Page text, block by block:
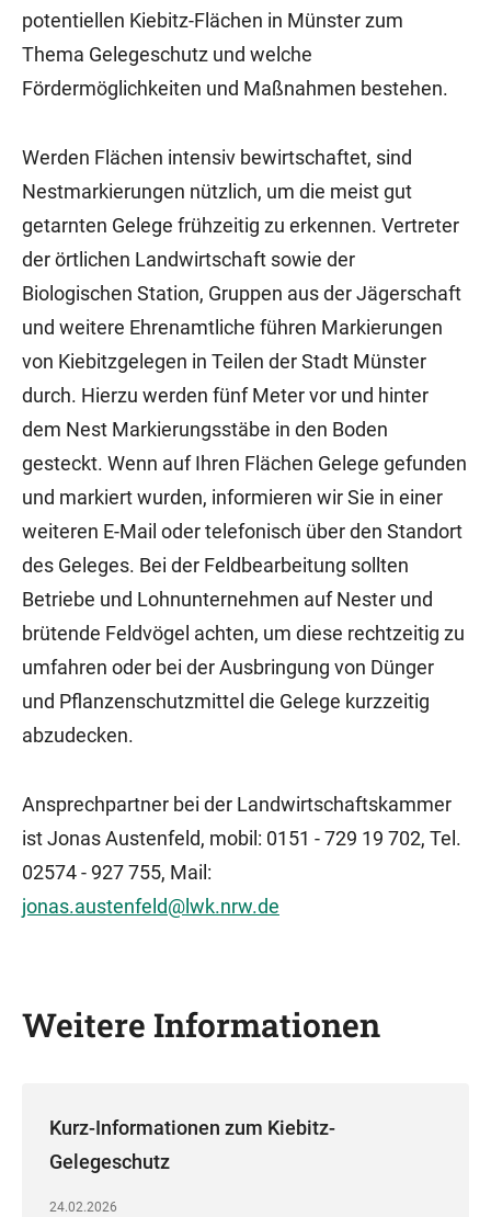
potentiellen Kiebitz-Flächen in Münster zum
Thema Gelegeschutz und welche
Fördermöglichkeiten und Maßnahmen bestehen.
Werden Flächen intensiv bewirtschaftet, sind
Nestmarkierungen nützlich, um die meist gut
getarnten Gelege frühzeitig zu erkennen. Vertreter
der örtlichen Landwirtschaft sowie der
Biologischen Station, Gruppen aus der Jägerschaft
und weitere Ehrenamtliche führen Markierungen
von Kiebitzgelegen in Teilen der Stadt Münster
durch. Hierzu werden fünf Meter vor und hinter
dem Nest Markierungsstäbe in den Boden
gesteckt. Wenn auf Ihren Flächen Gelege gefunden
und markiert wurden, informieren wir Sie in einer
weiteren E-Mail oder telefonisch über den Standort
des Geleges. Bei der Feldbearbeitung sollten
Betriebe und Lohnunternehmen auf Nester und
brütende Feldvögel achten, um diese rechtzeitig zu
umfahren oder bei der Ausbringung von Dünger
und Pflanzenschutzmittel die Gelege kurzzeitig
abzudecken.
Ansprechpartner bei der Landwirtschaftskammer
ist Jonas Austenfeld, mobil: 0151 - 729 19 702, Tel.
02574 - 927 755, Mail:
jonas.austenfeld@lwk.nrw.de
Weitere Informationen
Kurz-Informationen zum Kiebitz-
Gelegeschutz
24.02.2026